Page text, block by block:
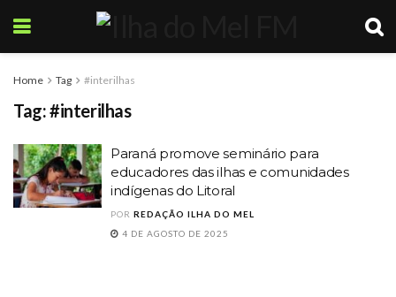
Home Tag #interilhas
Tag:#interilhas
Paraná promove seminário para
educadores das ilhas e comunidades
indígenas do Litoral
POR REDAÇÃO ILHA DO MEL
4 DE AGOSTO DE 2025